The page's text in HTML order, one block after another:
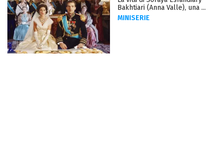
Bakhtiari (Anna Valle), una ...
MINISERIE